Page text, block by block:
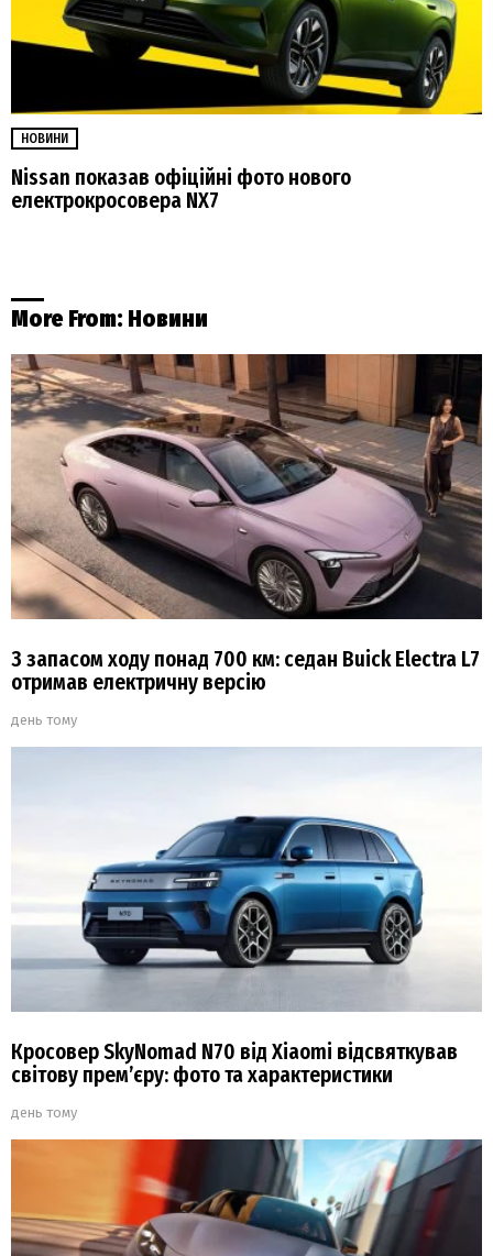
НОВИНИ
Nissan показав офіційні фото нового
електрокросовера NX7
More From: Новини
З запасом ходу понад 700 км: седан Buick Electra L7
отримав електричну версію
день тому
Кросовер SkyNomad N70 від Xiaomi відсвяткував
світову прем’єру: фото та характеристики
день тому